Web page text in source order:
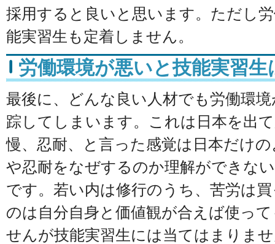
採用すると良いと思います。ただし
能実習生も定着しません。
労働環境が悪いと技能実習
最後に、どんな良い人材でも労働環
踪してしまいます。これは日本を出
慢、忍耐、と言った感覚は日本だけ
や忍耐をなぜするのか理解ができな
です。若い内は修行のうち、苦労は
のは自分自身と価値観が合えば使っ
せんが技能実習生には当てはまりま